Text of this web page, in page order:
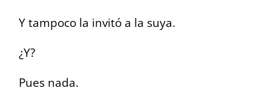
Y tampoco la invitó a la suya.
¿Y?
Pues nada.